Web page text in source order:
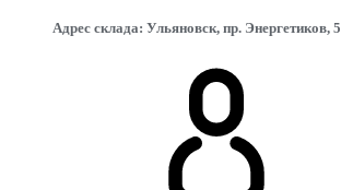
Адрес склада: Ульяновск, пр. Энергетиков, 5